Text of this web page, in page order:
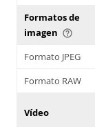
Formatos de
imagen help_outline
Formato JPEG
Formato RAW
Vídeo